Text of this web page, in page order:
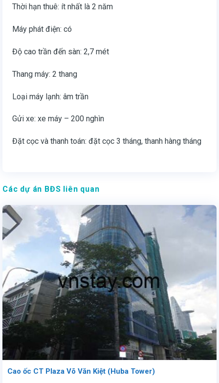
Thời hạn thuê: ít nhất là 2 năm
Máy phát điện: có
Độ cao trần đến sàn: 2,7 mét
Thang máy: 2 thang
Loại máy lạnh: âm trần
Gửi xe: xe máy – 200 nghìn
Đặt cọc và thanh toán: đặt cọc 3 tháng, thanh hàng tháng
Các dự án BĐS liên quan
Cao ốc CT Plaza Võ Văn Kiệt (Huba Tower)